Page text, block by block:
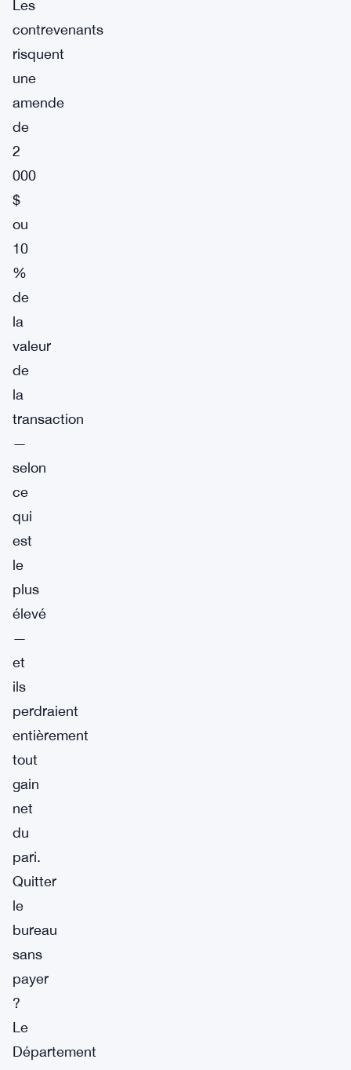
Les
contrevenants
risquent
une
amende
de
2
000
$
ou
10
%
de
la
valeur
de
la
transaction
—
selon
ce
qui
est
le
plus
élevé
—
et
ils
perdraient
entièrement
tout
gain
net
du
pari.
Quitter
le
bureau
sans
payer
?
Le
Département